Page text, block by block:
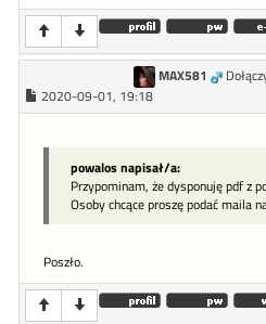
MAX581
2020-09-01, 19:18
powalos napisał/a:
Przypominam, że dysponuję pdf z
Osoby chcące proszę podać maila
Poszło.